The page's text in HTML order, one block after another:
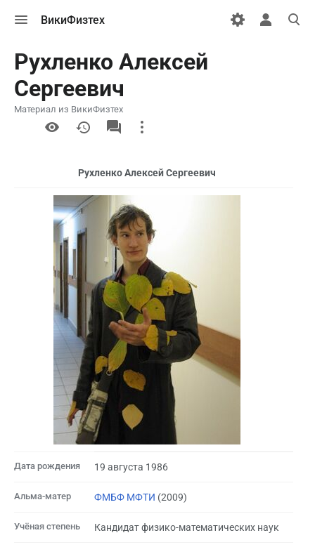
меню
ВикиФизтех
Открыть
поиск
Рухленко Алексей
Сергеевич
Материал из ВикиФизтех
More
actions
Рухленко Алексей Сергеевич
Дата рождения 19 августа 1986
Альма-матер ФМБФ МФТИ (2009)
Учёная степень Кандидат физико-математических наук